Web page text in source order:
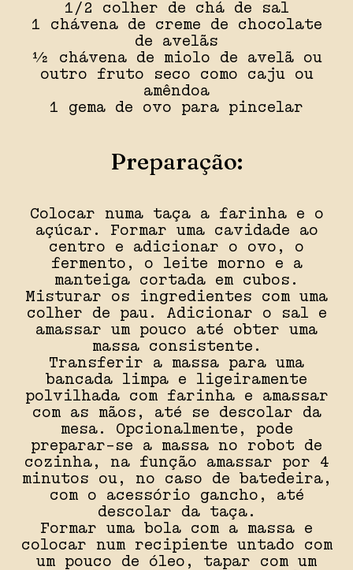
1/2 colher de chá de sal
1 chávena de creme de chocolate
de avelãs
½ chávena de miolo de avelã ou
outro fruto seco como caju ou
amêndoa
1 gema de ovo para pincelar
Preparação:
Colocar numa taça a farinha e o
açúcar. Formar uma cavidade ao
centro e adicionar o ovo, o
fermento, o leite morno e a
manteiga cortada em cubos.
Misturar os ingredientes com uma
colher de pau. Adicionar o sal e
amassar um pouco até obter uma
massa consistente.
Transferir a massa para uma
bancada limpa e ligeiramente
polvilhada com farinha e amassar
com as mãos, até se descolar da
mesa. Opcionalmente, pode
preparar-se a massa no robot de
cozinha, na função amassar por 4
minutos ou, no caso de batedeira,
com o acessório gancho, até
descolar da taça.
Formar uma bola com a massa e
colocar num recipiente untado com
um pouco de óleo, tapar com um